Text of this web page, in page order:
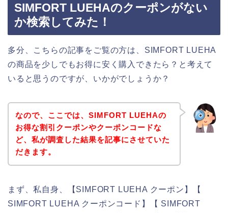
SIMFORT LUEHAのクーポンがない
か検索してみた！
多分、こちらの記事をご覧の方は、SIMFORT LUEHA
の商品を少しでもお得に安く購入できたら？と考えて
いると思うのですが、いかがでしょうか？
なので、ここでは、SIMFORT LUEHAの
お得な割引クーポンやクーポンコードな
ど、私が調査した結果を記事にさせていた
だきます。
まず、私自身、【SIMFORT LUEHA クーポン】【
SIMFORT LUEHA クーポンコード】【 SIMFORT